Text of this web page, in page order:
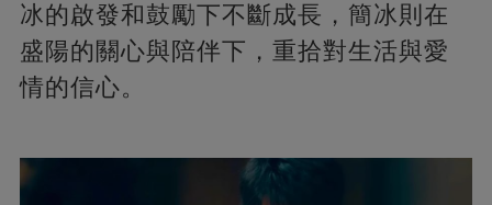
冰的啟發和鼓勵下不斷成長，簡冰則在
盛陽的關心與陪伴下，重拾對生活與愛
情的信心。